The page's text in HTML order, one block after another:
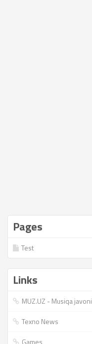
Pages
Test
Links
MUZ.UZ - Musiqa javoni
Texno News
Games